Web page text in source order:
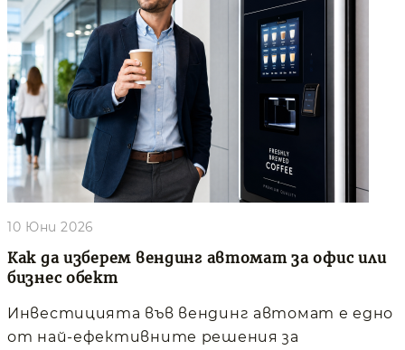
Как да изберем вендинг автомат за офис или
бизнес обект
10 Юни 2026
Инвестицията във вендинг автомат е едно
от най-ефективните решения за